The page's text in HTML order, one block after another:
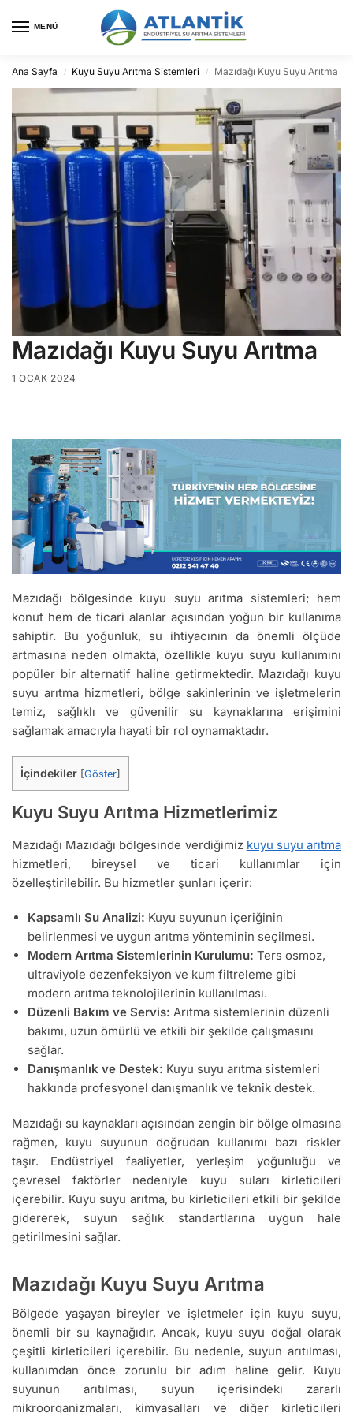
MENÜ
Ana Sayfa / Kuyu Suyu Arıtma Sistemleri / Mazıdağı Kuyu Suyu Arıtma
Mazıdağı Kuyu Suyu Arıtma
1 OCAK 2024
Mazıdağı bölgesinde kuyu suyu arıtma sistemleri; hem
konut hem de ticari alanlar açısından yoğun bir kullanıma
sahiptir. Bu yoğunluk, su ihtiyacının da önemli ölçüde
artmasına neden olmakta, özellikle kuyu suyu kullanımını
popüler bir alternatif haline getirmektedir. Mazıdağı kuyu
suyu arıtma hizmetleri, bölge sakinlerinin ve işletmelerin
temiz, sağlıklı ve güvenilir su kaynaklarına erişimini
sağlamak amacıyla hayati bir rol oynamaktadır.
İçindekiler Göster
Kuyu Suyu Arıtma Hizmetlerimiz
Mazıdağı Mazıdağı bölgesinde verdiğimiz kuyu suyu arıtma
hizmetleri, bireysel ve ticari kullanımlar için
özelleştirilebilir. Bu hizmetler şunları içerir:
Kapsamlı Su Analizi: Kuyu suyunun içeriğinin
belirlenmesi ve uygun arıtma yönteminin seçilmesi.
Modern Arıtma Sistemlerinin Kurulumu: Ters osmoz,
ultraviyole dezenfeksiyon ve kum filtreleme gibi
modern arıtma teknolojilerinin kullanılması.
Düzenli Bakım ve Servis: Arıtma sistemlerinin düzenli
bakımı, uzun ömürlü ve etkili bir şekilde çalışmasını
sağlar.
Danışmanlık ve Destek: Kuyu suyu arıtma sistemleri
hakkında profesyonel danışmanlık ve teknik destek.
Mazıdağı su kaynakları açısından zengin bir bölge olmasına
rağmen, kuyu suyunun doğrudan kullanımı bazı riskler
taşır. Endüstriyel faaliyetler, yerleşim yoğunluğu ve
çevresel faktörler nedeniyle kuyu suları kirleticileri
içerebilir. Kuyu suyu arıtma, bu kirleticileri etkili bir şekilde
gidererek, suyun sağlık standartlarına uygun hale
getirilmesini sağlar.
Mazıdağı Kuyu Suyu Arıtma
Bölgede yaşayan bireyler ve işletmeler için kuyu suyu,
önemli bir su kaynağıdır. Ancak, kuyu suyu doğal olarak
çeşitli kirleticileri içerebilir. Bu nedenle, suyun arıtılması,
kullanımdan önce zorunlu bir adım haline gelir. Kuyu
suyunun arıtılması, suyun içerisindeki zararlı
mikroorganizmaları, kimyasalları ve diğer kirleticileri